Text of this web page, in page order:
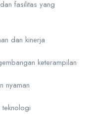
fasilitas yang
dan kinerja
keterampilan
nyaman